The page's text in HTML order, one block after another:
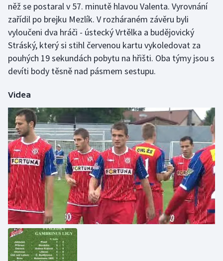
Triatlon
Veslování
Vodní slalom
něž se postaral v 57. minutě hlavou Valenta. Vyrovnání
zařídil po brejku Mezlík. V rozháraném závěru byli
vyloučeni dva hráči - ústecký Vrtělka a budějovický
Stráský, který si stihl červenou kartu vykoledovat za
pouhých 19 sekundách pobytu na hřišti. Oba týmy jsou s
devíti body těsně nad pásmem sestupu.
Videa